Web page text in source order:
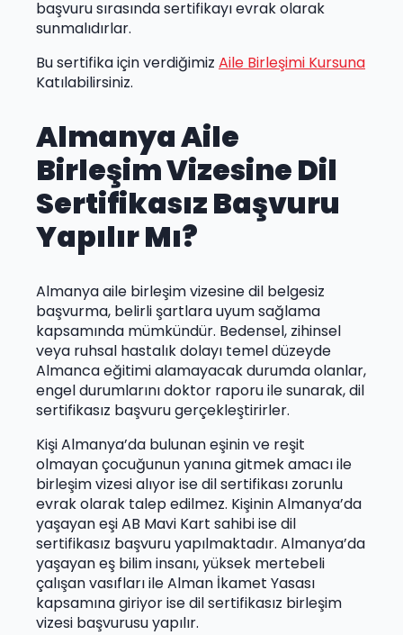
başvuru sırasında sertifikayı evrak olarak
sunmalıdırlar.
Bu sertifika için verdiğimiz Aile Birleşimi Kursuna
Katılabilirsiniz.
Almanya Aile
Birleşim Vizesine Dil
Sertifikasız Başvuru
Yapılır Mı?
Almanya aile birleşim vizesine dil belgesiz
başvurma, belirli şartlara uyum sağlama
kapsamında mümkündür. Bedensel, zihinsel
veya ruhsal hastalık dolayı temel düzeyde
Almanca eğitimi alamayacak durumda olanlar,
engel durumlarını doktor raporu ile sunarak, dil
sertifikasız başvuru gerçekleştirirler.
Kişi Almanya’da bulunan eşinin ve reşit
olmayan çocuğunun yanına gitmek amacı ile
birleşim vizesi alıyor ise dil sertifikası zorunlu
evrak olarak talep edilmez. Kişinin Almanya’da
yaşayan eşi AB Mavi Kart sahibi ise dil
sertifikasız başvuru yapılmaktadır. Almanya’da
yaşayan eş bilim insanı, yüksek mertebeli
çalışan vasıfları ile Alman İkamet Yasası
kapsamına giriyor ise dil sertifikasız birleşim
vizesi başvurusu yapılır.